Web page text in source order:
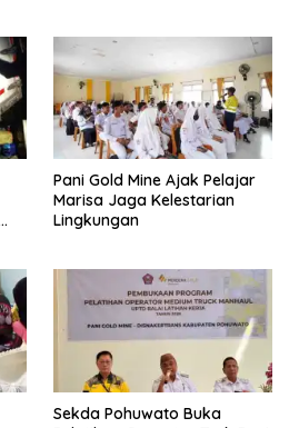
Pani Gold Mine Ajak Pelajar
Marisa Jaga Kelestarian
Lingkungan
Sekda Pohuwato Buka